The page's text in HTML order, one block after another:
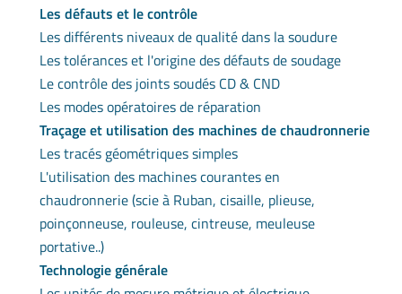
Les défauts et le contrôle
Les différents niveaux de qualité dans la soudure
Les tolérances et l'origine des défauts de soudage
Le contrôle des joints soudés CD & CND
Les modes opératoires de réparation
Traçage et utilisation des machines de chaudronnerie
Les tracés géométriques simples
L'utilisation des machines courantes en
chaudronnerie (scie à Ruban, cisaille, plieuse,
poinçonneuse, rouleuse, cintreuse, meuleuse
portative..)
Technologie générale